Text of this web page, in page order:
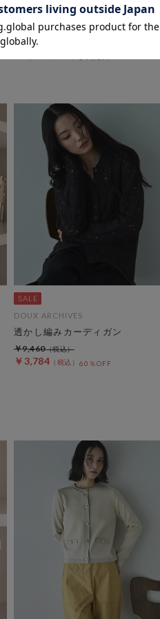
プラムブラウス
期間限定タイムセールSALE価格から更に
10%OFF! 8/10 10:00まで
￥6,050
DOUX ARCHIVES
透かし編みカーディガン
￥3,784 60％OFF
￥9,460